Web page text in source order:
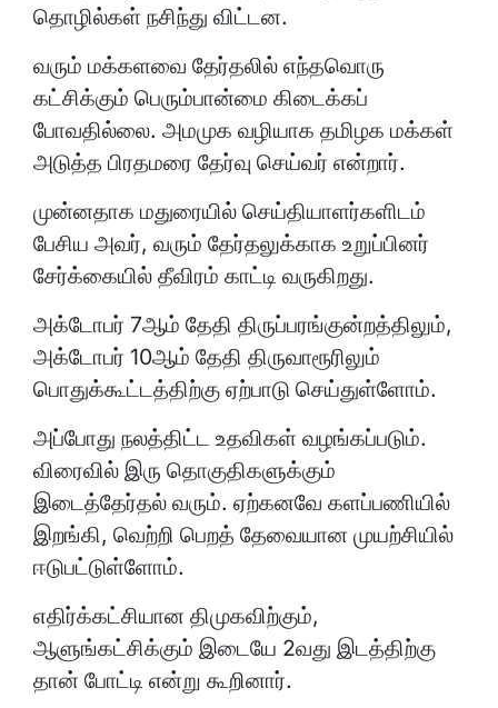
தொழில்கள் நசிந்து விட்டன.
வரும் மக்களவை தேர்தலில் எந்தவொரு
கட்சிக்கும் பெரும்பான்மை கிடைக்கப்
போவதில்லை. அமமுக வழியாக தமிழக மக்கள்
அடுத்த பிரதமரை தேர்வு செய்வர் என்றார்.
முன்னதாக மதுரையில் செய்தியாளர்களிடம்
பேசிய அவர், வரும் தேர்தலுக்காக உறுப்பினர்
சேர்க்கையில் தீவிரம் காட்டி வருகிறது.
அக்டோபர் 7ஆம் தேதி திருப்பரங்குன்றத்திலும்,
அக்டோபர் 10ஆம் தேதி திருவாரூரிலும்
பொதுக்கூட்டத்திற்கு ஏற்பாடு செய்துள்ளோம்.
அப்போது நலத்திட்ட உதவிகள் வழங்கப்படும்.
விரைவில் இரு தொகுதிகளுக்கும்
இடைத்தேர்தல் வரும். ஏற்கனவே களப்பணியில்
இறங்கி, வெற்றி பெறத் தேவையான முயற்சியில்
ஈடுபட்டுள்ளோம்.
எதிர்க்கட்சியான திமுகவிற்கும்,
ஆளுங்கட்சிக்கும் இடையே 2வது இடத்திற்கு
தான் போட்டி என்று கூறினார்.